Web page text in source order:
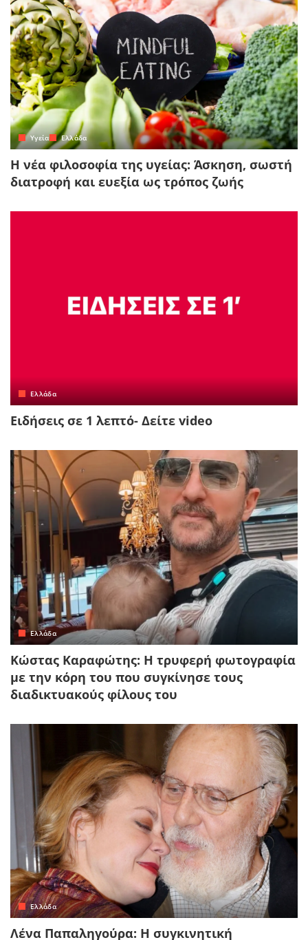
Yγεία Ελλάδα
Η νέα φιλοσοφία της υγείας: Άσκηση, σωστή
διατροφή και ευεξία ως τρόπος ζωής
Ελλάδα
Ειδήσεις σε 1 λεπτό- Δείτε video
Ελλάδα
Κώστας Καραφώτης: Η τρυφερή φωτογραφία
με την κόρη του που συγκίνησε τους
διαδικτυακούς φίλους του
Ελλάδα
Λένα Παπαληγούρα: Η συγκινητική